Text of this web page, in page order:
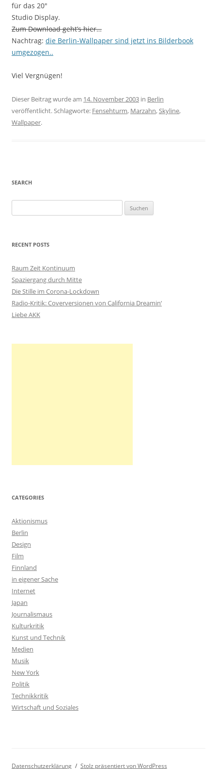
für das 20″
Studio Display.
Zum Download geht’s hier…
Nachtrag: die Berlin-Wallpaper sind jetzt ins Bilderbook
umgezogen..
Viel Vergnügen!
Dieser Beitrag wurde am 14. November 2003 in Berlin
veröffentlicht. Schlagworte: Fensehturm, Marzahn,Skyline,
Wallpaper.
SEARCH
u
h
n
n
a
c
h
RECENT POSTS
Raum Zeit Kontinuum
Spaziergang durch Mitte
Die Stille im Corona-Lockdown
Radio-Kritik: Coverversionen von California Dreamin‘
Liebe AKK
CATEGORIES
Aktionismus
Berlin
Design
Film
Finnland
in eigener Sache
Internet
Japan
Journalismaus
Kulturkritik
Kunst und Technik
Medien
Musik
New York
Politik
Technikkritik
Wirtschaft und Soziales
Datenschutzerklärung Stolz präsentiert von WordPress